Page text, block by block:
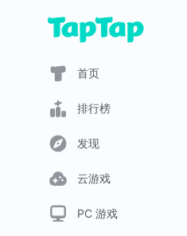
首页
排行榜
发现
云游戏
PC 游戏